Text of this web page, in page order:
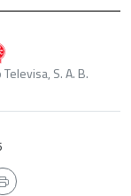
S. A. B.